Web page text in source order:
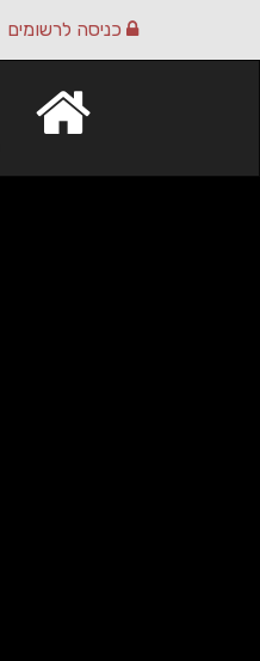
כניסה לרשומים